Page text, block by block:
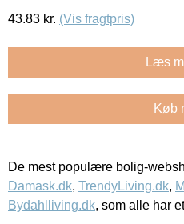
43.83 kr. (Vis fragtpris)
Læs
Køb
De mest populære bolig-
Damask.dk, TrendyLiving.dk,
Bydahlliving.dk, som alle har